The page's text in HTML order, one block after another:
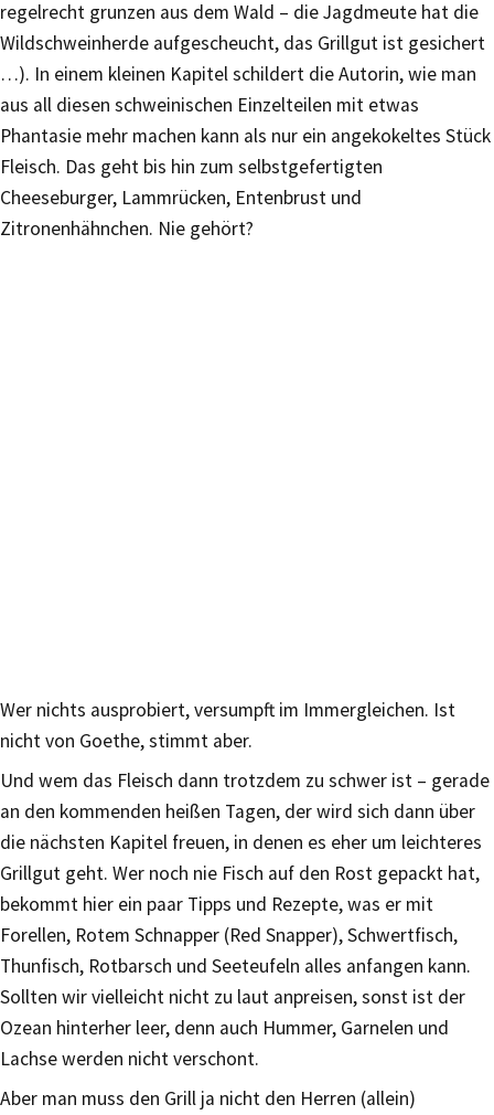
regelrecht grunzen aus dem Wald – die Jagdmeute hat die
Wildschweinherde aufgescheucht, das Grillgut ist gesichert
…). In einem kleinen Kapitel schildert die Autorin, wie man
aus all diesen schweinischen Einzelteilen mit etwas
Phantasie mehr machen kann als nur ein angekokeltes Stück
Fleisch. Das geht bis hin zum selbstgefertigten
Cheeseburger, Lammrücken, Entenbrust und
Zitronenhähnchen. Nie gehört?
Wer nichts ausprobiert, versumpft im Immergleichen. Ist
nicht von Goethe, stimmt aber.
Und wem das Fleisch dann trotzdem zu schwer ist – gerade
an den kommenden heißen Tagen, der wird sich dann über
die nächsten Kapitel freuen, in denen es eher um leichteres
Grillgut geht. Wer noch nie Fisch auf den Rost gepackt hat,
bekommt hier ein paar Tipps und Rezepte, was er mit
Forellen, Rotem Schnapper (Red Snapper), Schwertfisch,
Thunfisch, Rotbarsch und Seeteufeln alles anfangen kann.
Sollten wir vielleicht nicht zu laut anpreisen, sonst ist der
Ozean hinterher leer, denn auch Hummer, Garnelen und
Lachse werden nicht verschont.
Aber man muss den Grill ja nicht den Herren (allein)